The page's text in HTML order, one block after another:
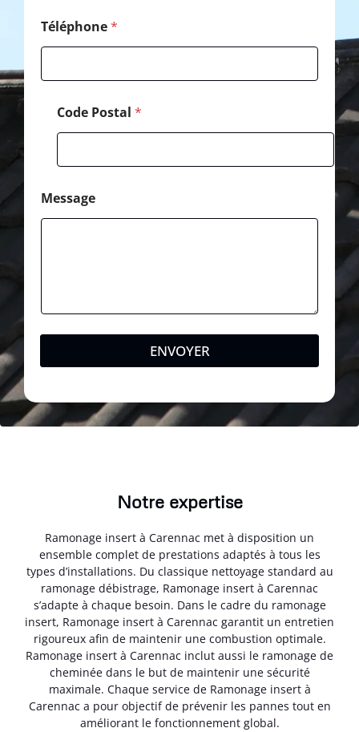
Téléphone*
Code Postal *
Message
ENVOYER
Notre expertise
Ramonage insert à Carennac met à disposition un
ensemble complet de prestations adaptés à tous les
types d’installations. Du classique nettoyage standard au
ramonage débistrage, Ramonage insert à Carennac
s’adapte à chaque besoin. Dans le cadre du ramonage
insert, Ramonage insert à Carennac garantit un entretien
rigoureux afin de maintenir une combustion optimale.
Ramonage insert à Carennac inclut aussi le ramonage de
cheminée dans le but de maintenir une sécurité
maximale. Chaque service de Ramonage insert à
Carennac a pour objectif de prévenir les pannes tout en
améliorant le fonctionnement global.